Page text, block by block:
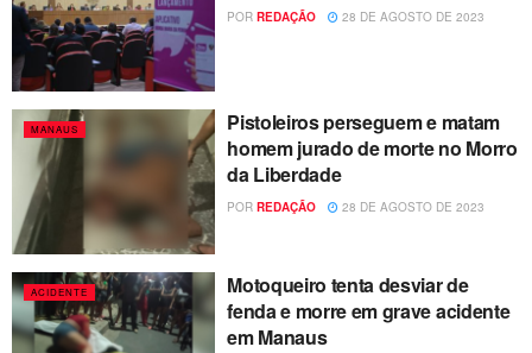
POR REDAÇÃO 28 DE AGOSTO DE 2023
MANAUS
Pistoleiros perseguem e matam
homem jurado de morte no Morro
da Liberdade
POR REDAÇÃO 28 DE AGOSTO DE 2023
ACIDENTE
Motoqueiro tenta desviar de
fenda e morre em grave acidente
em Manaus